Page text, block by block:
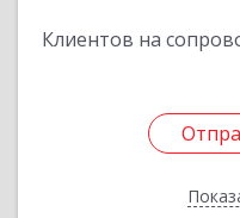
Клиентов на